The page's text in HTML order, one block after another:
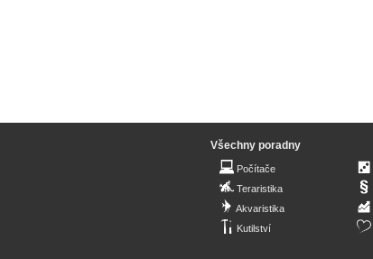
Všechny poradny
Počítače
Teraristika
Akvaristika
Kutilství